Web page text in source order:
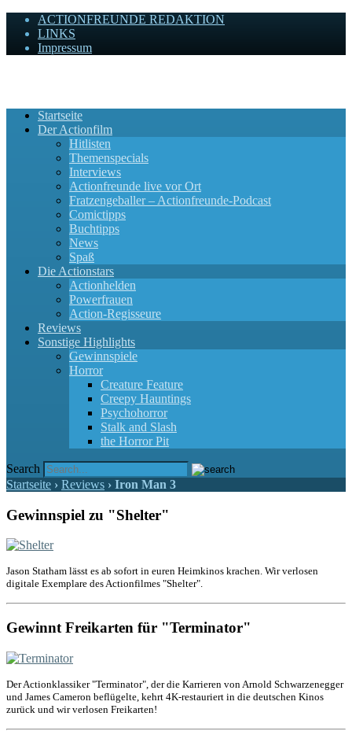
ACTIONFREUNDE REDAKTION
LINKS
Impressum
Startseite
Der Actionfilm
Hitlisten
Themenspecials
Interviews
Actionfreunde live vor Ort
Fratzengeballer – Actionfreunde-Podcast
Comictipps
Buchtipps
News
Spaß
Die Actionstars
Actionhelden
Powerfrauen
Action-Regisseure
Reviews
Sonstige Highlights
Gewinnspiele
Horror
Creature Feature
Creepy Hauntings
Psychohorror
Stalk and Slash
the Horror Pit
Search
Startseite › Reviews › Iron Man 3
Gewinnspiel zu "Shelter"
Jason Statham lässt es ab sofort in euren Heimkinos krachen. Wir verlosen
digitale Exemplare des Actionfilmes "Shelter".
Gewinnt Freikarten für "Terminator"
Der Actionklassiker "Terminator", der die Karrieren von Arnold Schwarzenegger
und James Cameron beflügelte, kehrt 4K-restauriert in die deutschen Kinos
zurück und wir verlosen Freikarten!